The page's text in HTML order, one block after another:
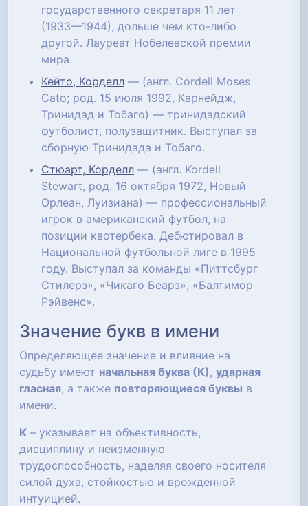
государственного секретаря 11 лет
(1933—1944), дольше чем кто-либо
другой. Лауреат Нобелевской премии
мира.
Кейто, Корделл — (англ. Cordell Moses
Cato; род. 15 июля 1992, Карнейдж,
Тринидад и Тобаго) — тринидадский
футболист, полузащитник. Выступал за
сборную Тринидада и Тобаго.
Стюарт, Корделл — (англ. Kordell
Stewart, род. 16 октября 1972, Новый
Орлеан, Луизиана) — профессиональный
игрок в американский футбол, на
позиции квотербека. Дебютировал в
Национальной футбольной лиге в 1995
году. Выступал за команды «Питтсбург
Стилерз», «Чикаго Беарз», «Балтимор
Рэйвенс».
Значение букв в имени
Определяющее значение и влияние на
судьбу имеют начальная буква (К), ударная
гласная, а также повторяющиеся буквы в
имени.
К – указывает на объективность,
дисциплину и неизменную
трудоспособность, наделяя своего носителя
силой духа, стойкостью и врожденной
интуицией.